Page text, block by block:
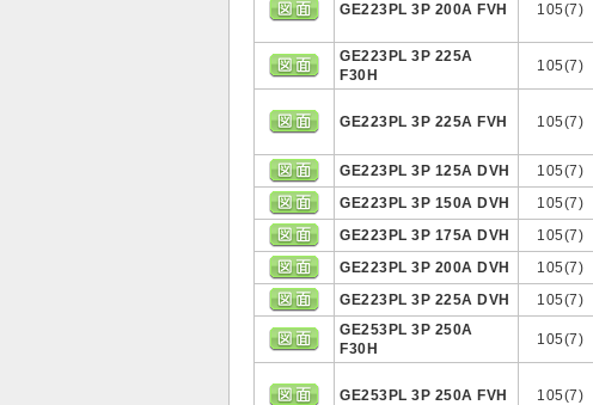
GE223PL 3P 200A FVH 105(7)
GE223PL 3P 225A
F30H
105(7)
GE223PL 3P 225A FVH 105(7)
GE223PL 3P 125A DVH 105(7)
GE223PL 3P 150A DVH
105(7)
GE223PL 3P 175A DVH
105(7)
GE223PL 3P 200A DVH
105(7)
GE223PL 3P 225A DVH
105(7)
GE253PL 3P 250A
F30H
105(7)
GE253PL 3P 250A FVH 105(7)